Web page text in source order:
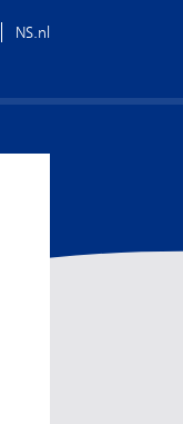
NS.nl